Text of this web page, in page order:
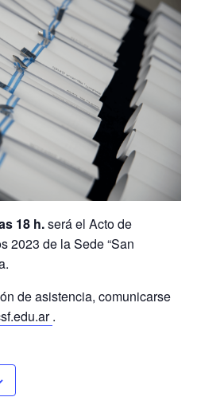
18 h.será el Acto de
2023 de la Sede “San
de asistencia, comunicarse
.